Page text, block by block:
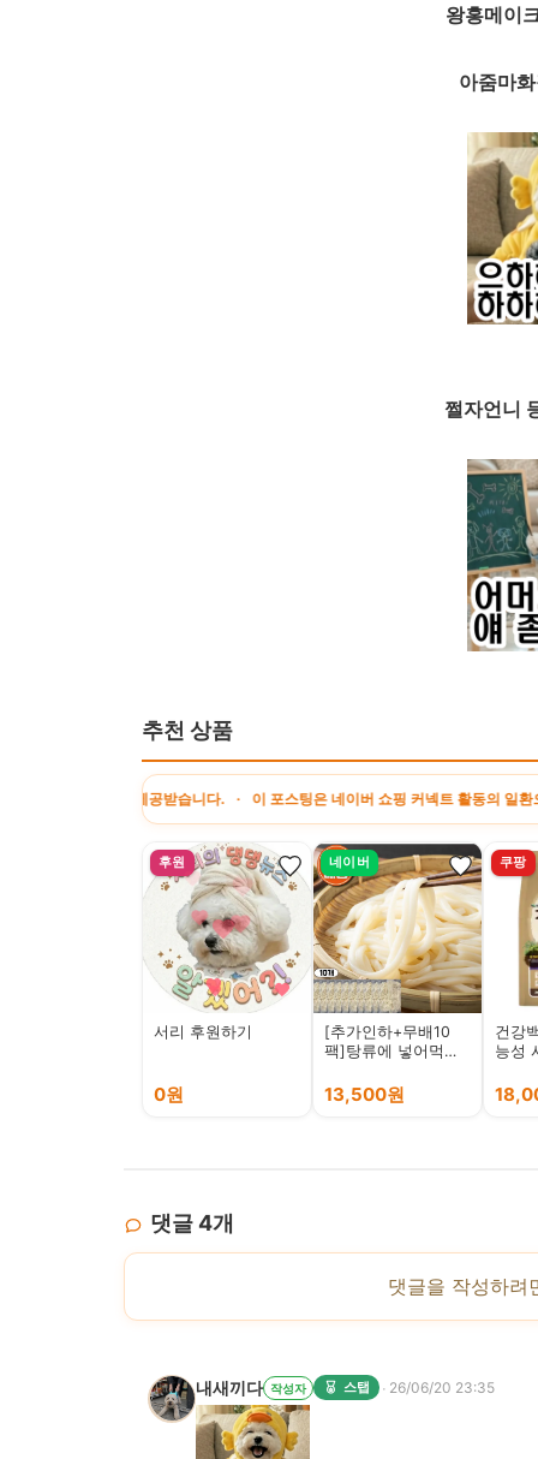
왕홍메이
아줌마
쩔자언니
추천 상품
공받습니다. · 이 포스팅은 네이버 쇼핑 커넥트 활동의 일환으로, 판매 발생
후원
서리 후원하기
0원
네이버
[추가인하+무배10
팩]탕류에 넣어먹는
우동 면사리 10개 탕
류 연관구입
13,500원
쿠팡
건강
능성
댓글4개
댓글을 작성하
내새끼다 작성자 스탭 · 26/06/20 23:35